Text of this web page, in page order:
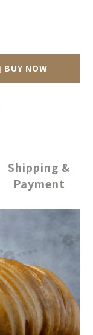
BUY NOW
Shipping &
Payment